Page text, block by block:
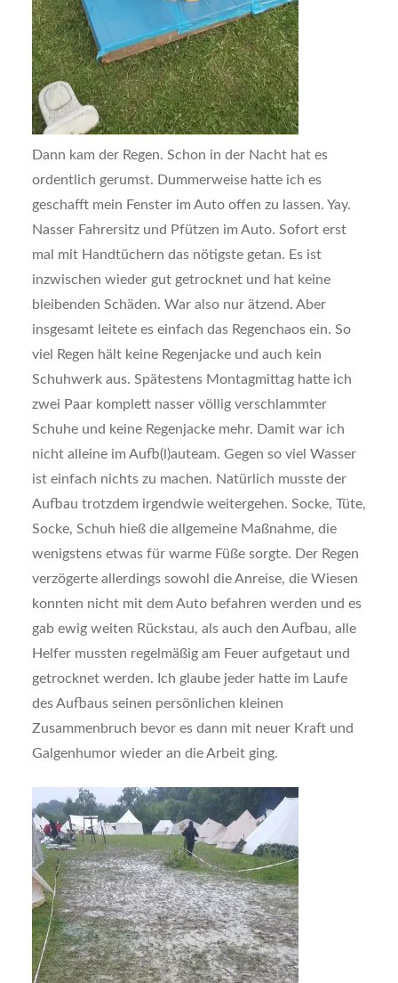
Dann kam der Regen. Schon in der Nacht hat es
ordentlich gerumst. Dummerweise hatte ich es
geschafft mein Fenster im Auto offen zu lassen. Yay.
Nasser Fahrersitz und Pfützen im Auto. Sofort erst
mal mit Handtüchern das nötigste getan. Es ist
inzwischen wieder gut getrocknet und hat keine
bleibenden Schäden. War also nur ätzend. Aber
insgesamt leitete es einfach das Regenchaos ein. So
viel Regen hält keine Regenjacke und auch kein
Schuhwerk aus. Spätestens Montagmittag hatte ich
zwei Paar komplett nasser völlig verschlammter
Schuhe und keine Regenjacke mehr. Damit war ich
nicht alleine im Aufb(l)auteam. Gegen so viel Wasser
ist einfach nichts zu machen. Natürlich musste der
Aufbau trotzdem irgendwie weitergehen. Socke, Tüte,
Socke, Schuh hieß die allgemeine Maßnahme, die
wenigstens etwas für warme Füße sorgte. Der Regen
verzögerte allerdings sowohl die Anreise, die Wiesen
konnten nicht mit dem Auto befahren werden und es
gab ewig weiten Rückstau, als auch den Aufbau, alle
Helfer mussten regelmäßig am Feuer aufgetaut und
getrocknet werden. Ich glaube jeder hatte im Laufe
des Aufbaus seinen persönlichen kleinen
Zusammenbruch bevor es dann mit neuer Kraft und
Galgenhumor wieder an die Arbeit ging.